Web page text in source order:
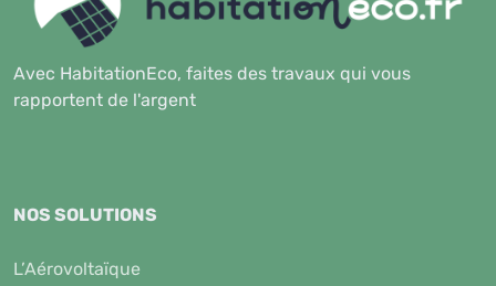
Avec HabitationEco, faites des travaux qui vous
rapportent de l'argent
NOS SOLUTIONS
L’Aérovoltaïque